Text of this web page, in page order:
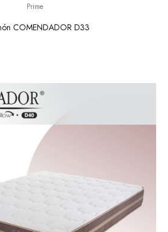
Prime
COMENDADOR D33